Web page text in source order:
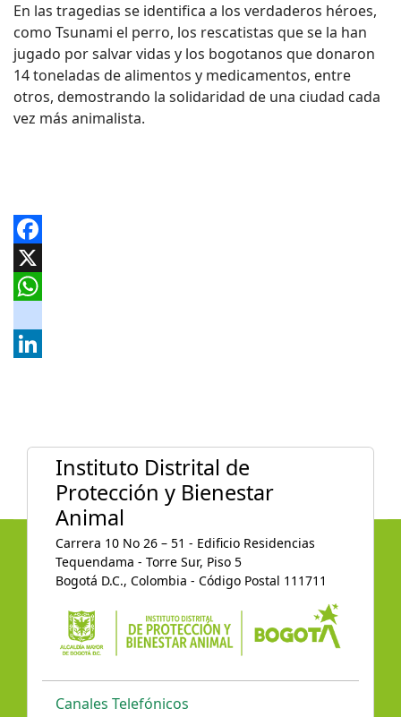
En las tragedias se identifica a los verdaderos héroes,
como Tsunami el perro, los rescatistas que se la han
jugado por salvar vidas y los bogotanos que donaron
14 toneladas de alimentos y medicamentos, entre
otros, demostrando la solidaridad de una ciudad cada
vez más animalista.
Facebook
X
instagram
Instituto Distrital de
Protección y Bienestar
Animal
Carrera 10 No 26 – 51 - Edificio Residencias
Tequendama - Torre Sur, Piso 5
Bogotá D.C., Colombia - Código Postal 111711
Canales Telefónicos